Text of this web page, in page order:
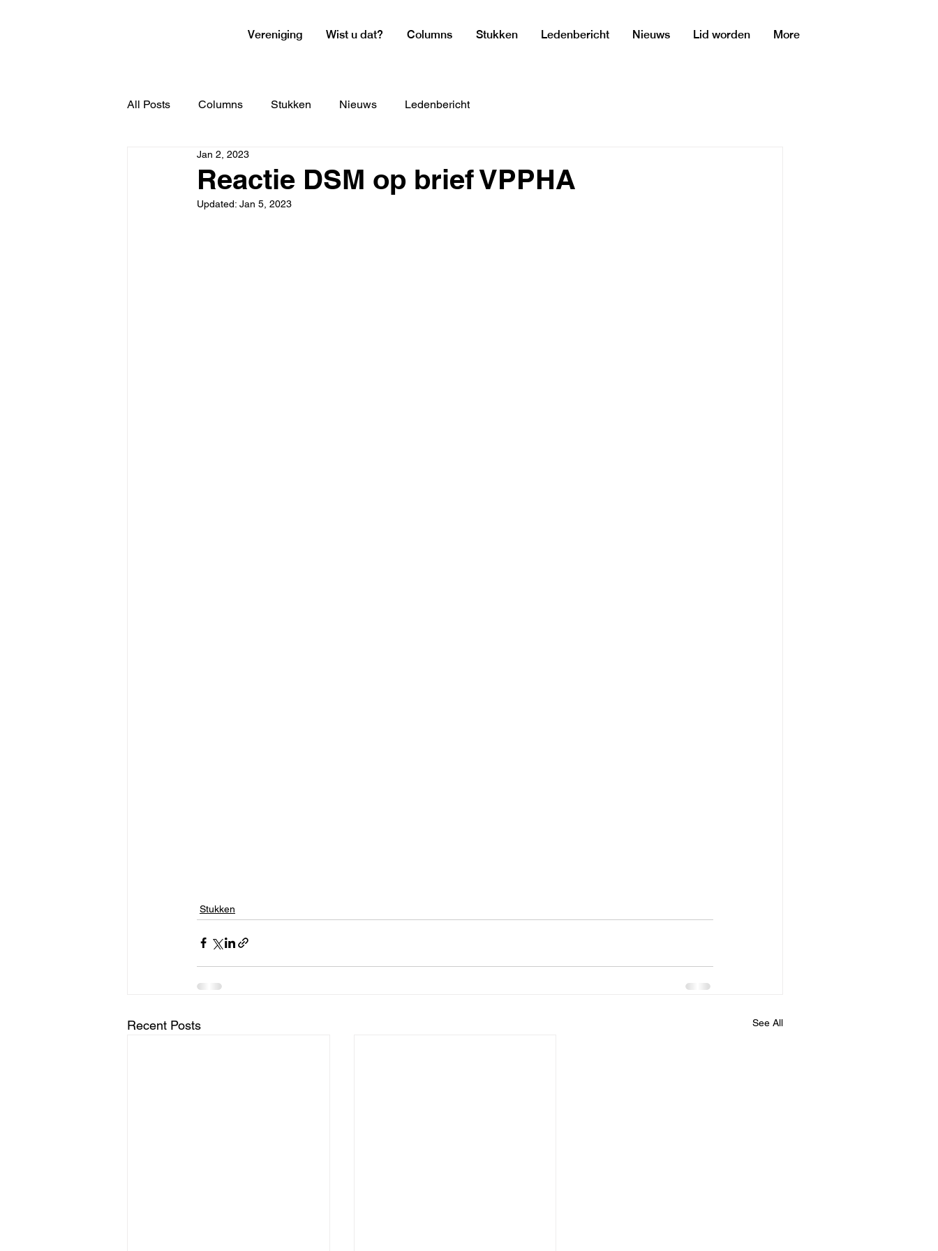
Vereniging Wist u dat? Columns Stukken Ledenbericht Nieuws Lid worden More
All Posts Columns Stukken Nieuws Ledenbericht
Reactie DSM op brief VPPHA
Jan 2, 2023
Updated: Jan 5, 2023
Stukken
Recent Posts See All